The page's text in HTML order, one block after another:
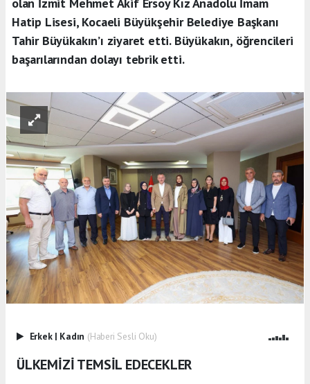
Hatip Lisesi, Kocaeli Büyükşehir Belediye Başkanı
Tahir Büyükakın’ı ziyaret etti. Büyükakın, öğrencileri
başarılarından dolayı tebrik etti.
Erkek | Kadın (Haberi Sesli Oku)
ÜLKEMİZİ TEMSİL EDECEKLER